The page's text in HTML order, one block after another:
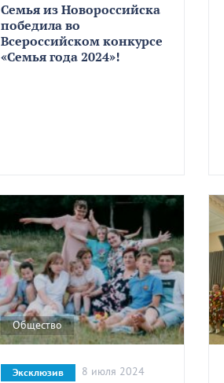
Семья из Новороссийска
победила во
Всероссийском конкурсе
«Семья года 2024»!
Общество
Эксклюзив 8 июля 2024